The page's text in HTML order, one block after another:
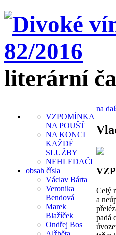
literární
VZPOMÍNKA
NA POUŠŤ
NA KONCI
KAŽDÉ
SLUŽBY
NEHLEDAČI
obsah čísla
Václav Bárta
Veronika
Bendová
Marek
Blažíček
Ondřej Bos
na
Celý
a
padá